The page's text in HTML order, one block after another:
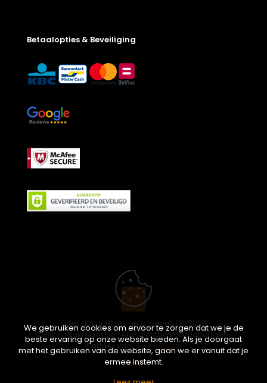
Betaalopties & Beveiliging
Geef daglicht aan je dromen. | © 2026
ikwileendakraam.be | Alle rechten voorbehouden |
Partner vanAPEX-Groep
We gebruiken cookies om ervoor te zorgen dat we je de
beste ervaring op onze website bieden. Als je doorgaat
met het gebruiken van de website, gaan we er vanuit dat je
ermee instemt.